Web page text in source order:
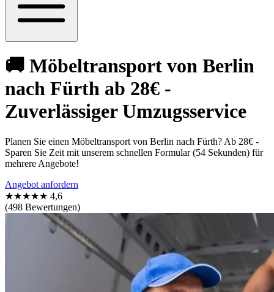
🚚 Möbeltransport von Berlin
nach Fürth ab 28€ -
Zuverlässiger Umzugsservice
Planen Sie einen Möbeltransport von Berlin nach Fürth? Ab 28€ -
Sparen Sie Zeit mit unserem schnellen Formular (54 Sekunden) für
mehrere Angebote!
Angebot anfordern
★★★★★ 4,6
(498 Bewertungen)